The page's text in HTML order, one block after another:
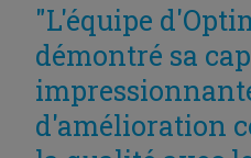
"L'équipe
démontré sa
d'amélioration